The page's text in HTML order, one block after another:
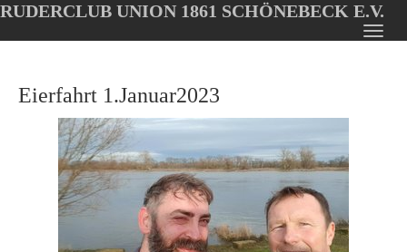
Oops, an error occurred! Code: 20260806052429b7e9bda0
main
RUDERCLUB UNION 1861 SCHÖNEBECK E.V.
Eierfahrt 1.Januar2023